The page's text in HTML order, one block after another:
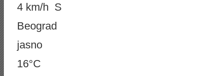
4 km/h S
Beograd
jasno
16°C